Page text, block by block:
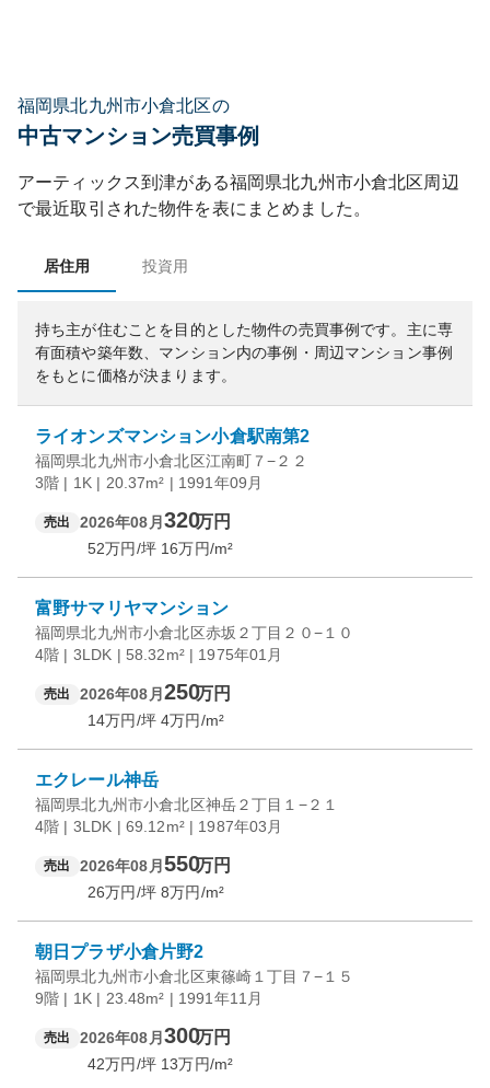
福岡県北九州市小倉北区の
中古マンション売買事例
アーティックス到津がある福岡県北九州市小倉北区周辺
で最近取引された物件を表にまとめました。
居住用 投資用
持ち主が住むことを目的とした物件の売買事例です。 主に専
有面積や築年数、マンション内の事例・周辺マンション事例
をもとに価格が決まります。
ライオンズマンション小倉駅南第2
福岡県北九州市小倉北区江南町７−２２
3階 | 1K | 20.37m² | 1991年09月
売出 2026年08月 320万円
52万円/坪 16万円/m²
富野サマリヤマンション
福岡県北九州市小倉北区赤坂２丁目２０−１０
4階 | 3LDK | 58.32m² | 1975年01月
売出 2026年08月 250万円
14万円/坪 4万円/m²
エクレール神岳
福岡県北九州市小倉北区神岳２丁目１−２１
4階 | 3LDK | 69.12m² | 1987年03月
売出 2026年08月 550万円
26万円/坪 8万円/m²
朝日プラザ小倉片野2
福岡県北九州市小倉北区東篠崎１丁目７−１５
9階 | 1K | 23.48m² | 1991年11月
売出 2026年08月 300万円
42万円/坪 13万円/m²